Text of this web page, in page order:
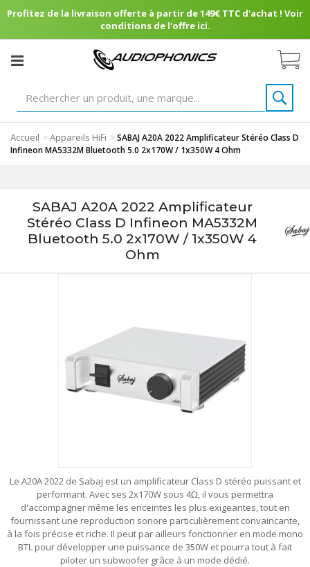
Profitez de la livraison offerte à partir de 149€ TTC d'achat ! Voir
conditions de l'offre ici.
Accueil >Appareils HiFi >SABAJ A20A 2022 Amplificateur Stéréo Class D
Infineon MA5332M Bluetooth 5.0 2x170W / 1x350W 4 Ohm
SABAJ A20A 2022 Amplificateur
Stéréo Class D Infineon MA5332M
Bluetooth 5.0 2x170W / 1x350W 4
Ohm
Le A20A 2022 de Sabaj est un amplificateur Class D stéréo puissant et
performant. Avec ses 2x170W sous 4Ω, il vous permettra
d'accompagner même les enceintes les plus exigeantes, tout en
fournissant une reproduction sonore particulièrement convaincante,
à la fois précise et riche. Il peut par ailleurs fonctionner en mode mono
BTL pour développer une puissance de 350W et pourra tout à fait
piloter un subwoofer grâce à un mode dédié.